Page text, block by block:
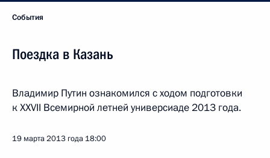
События
Поездка в Казань
Владимир Путин ознакомился с ходом подготовки
к XXVII Всемирной летней универсиаде 2013 года.
19 марта 2013 года 18:00